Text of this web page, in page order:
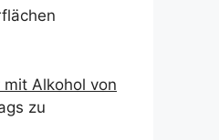
Alkohol von
zu